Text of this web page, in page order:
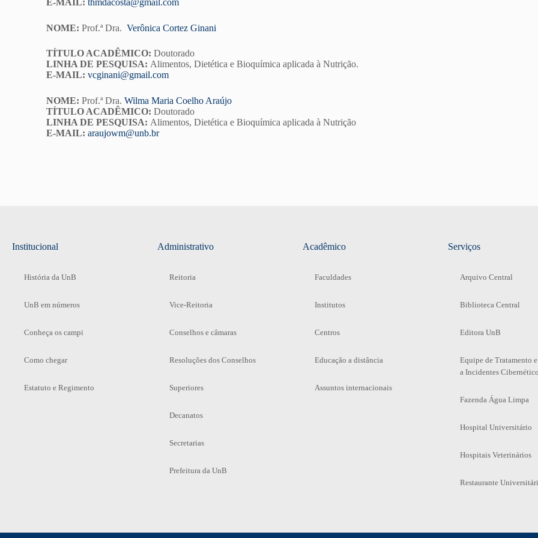
NOME:Prof.ª Dra. Verônica Cortez Ginani
TÍTULO ACADÊMICO: Doutorado
LINHA DE PESQUISA: Alimentos, Dietética e Bioquímica aplicada à Nutrição.
E-MAIL: vcginani@gmail.com
NOME: Prof.ª Dra. Wilma Maria Coelho Araújo
TÍTULO ACADÊMICO: Doutorado
LINHA DE PESQUISA: Alimentos, Dietética e Bioquímica aplicada à Nutrição
E-MAIL: araujowm@unb.br
Institucional
História da UnB
UnB em números
Conheça os campi
Como chegar
Estatuto e Regimento
Administrativo
Reitoria
Vice-Reitoria
Conselhos e câmaras
Resoluções dos Conselhos
Superiores
Decanatos
Secretarias
Prefeitura da UnB
Acadêmico
Faculdades
Institutos
Centros
Educação a distância
Assuntos internacionais
Serviços
Arquivo Central
Biblioteca Central
Editora UnB
Equipe de Tratamento
a Incidentes
Fazenda Água Limpa
Hospital Universitário
Hospitais Veterinários
Restaurante